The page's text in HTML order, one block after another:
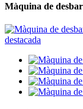
Màquina de